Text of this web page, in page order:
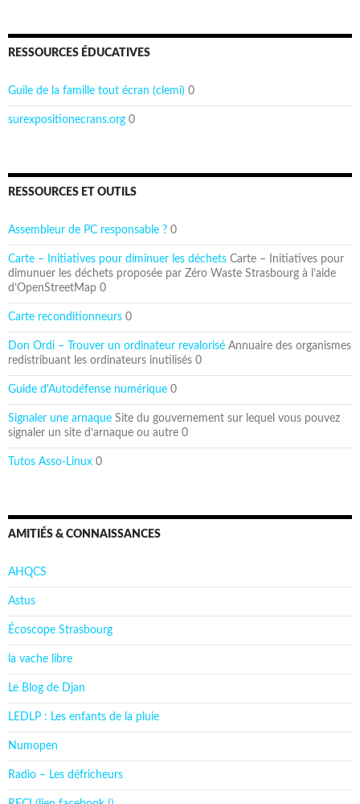
RESSOURCES ÉDUCATIVES
Guile de la famille tout écran (clemi) 0
surexpositionecrans.org 0
RESSOURCES ET OUTILS
Assembleur de PC responsable ? 0
Carte – Initiatives pour diminuer les déchets Carte – Initiatives pour
dimunuer les déchets proposée par Zéro Waste Strasbourg à l’aide
d’OpenStreetMap 0
Carte reconditionneurs 0
Don Ordi – Trouver un ordinateur revalorisé Annuaire des organismes
redistribuant les ordinateurs inutilisés 0
Guide d'Autodéfense numérique 0
Signaler une arnaque Site du gouvernement sur lequel vous pouvez
signaler un site d’arnaque ou autre 0
Tutos Asso-Linux 0
AMITIÉS & CONNAISSANCES
AHQCS
Astus
Écoscope Strasbourg
la vache libre
Le Blog de Djan
LEDLP : Les enfants de la pluie
Numopen
Radio – Les défricheurs